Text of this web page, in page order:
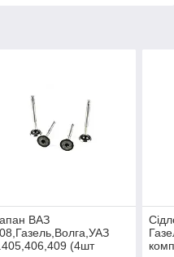
ВАЗ
(4шт